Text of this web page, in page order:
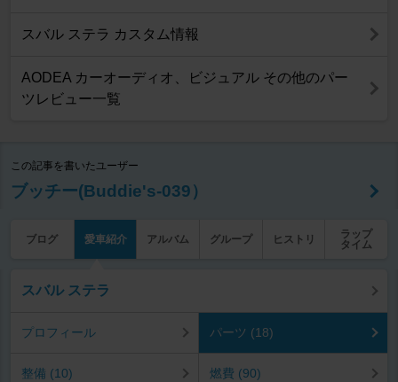
スバル ステラ カスタム情報
AODEA カーオーディオ、ビジュアル その他のパー
ツレビュー一覧
この記事を書いたユーザー
ブッチー(Buddie's-039）
ブログ 愛車紹介 アルバム グループ ヒストリ
ラップ
タイム
スバル ステラ
プロフィール パーツ (18)
整備 (10) 燃費 (90)